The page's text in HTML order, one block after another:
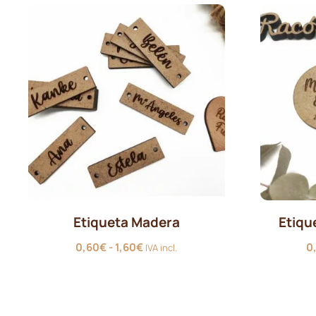
Etiqueta Madera
0,60€-1,60€Rango
IVA incl.